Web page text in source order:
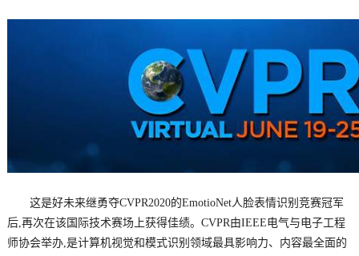
这是好未来继勇夺CVPR2020的EmotioNet人脸表情识别竞赛冠军
后,再次在该国际技术赛场上获得佳绩。CVPR由IEEE电气与电子工程
师协会举办,是计算机视觉和模式识别领域最具影响力、内容最全面的